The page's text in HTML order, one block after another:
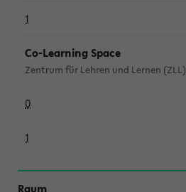
1
Co-Learning Space
Zentrum für Lehren und Lernen (ZLL)
0
1